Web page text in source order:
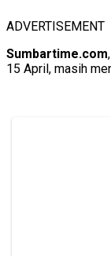
ADVERTISEMENT
Sumbartime.com
15 April, masih